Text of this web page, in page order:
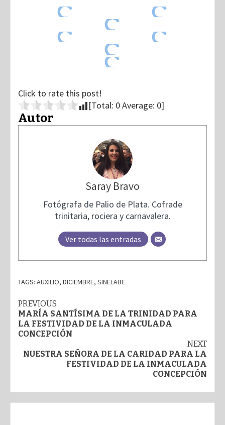
Click to rate this post!
[Total: 0Average: 0]
Autor
Saray Bravo
Fotógrafa de Palio de Plata. Cofrade
trinitaria, rociera y carnavalera.
Ver todas las entradas
TAGS: AUXILIO, DICIEMBRE, SINELABE
Post
navigation
PREVIOUS
MARÍA SANTÍSIMA DE LA TRINIDAD PARA
LA FESTIVIDAD DE LA INMACULADA
CONCEPCIÓN
NEXT
NUESTRA SEÑORA DE LA CARIDAD PARA LA
FESTIVIDAD DE LA INMACULADA
CONCEPCIÓN